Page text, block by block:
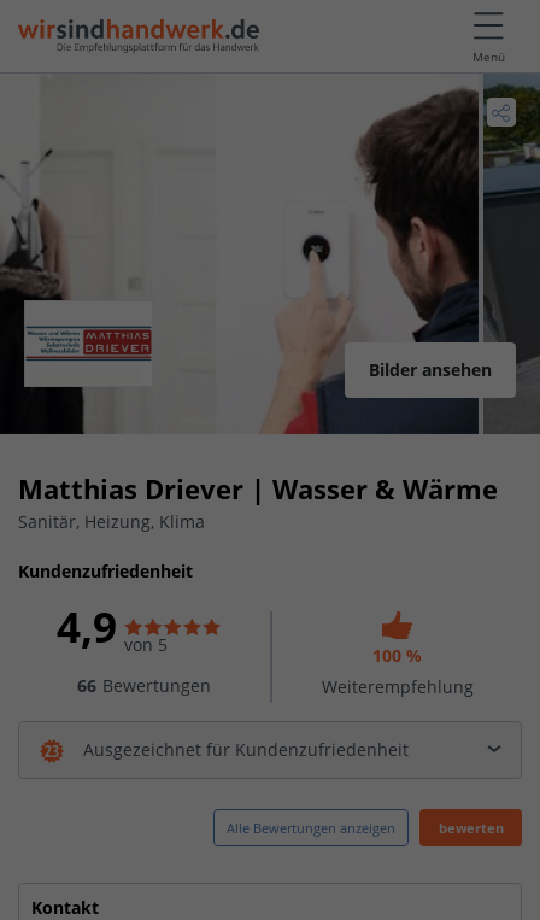
Menü
Bilder ansehen
Matthias Driever | Wasser & Wärme
Sanitär, Heizung, Klima
Kundenzufriedenheit
4,9 von 5
66 Bewertungen
100 %
Weiterempfehlung
Ausgezeichnet für Kundenzufriedenheit
Alle Bewertungen anzeigen bewerten
Kontakt